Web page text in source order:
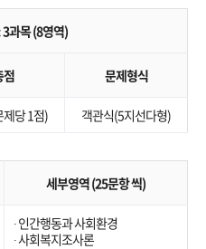
과목 (8영역)
점 문제형식
당 1점) 객관식(5지선다형)
세부영역 (25문항 씩)
∙ 인간행동과 사회환경
∙ 사회복지조사론